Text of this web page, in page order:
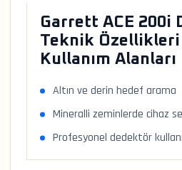
Garrett ACE 200i
Teknik Özellikleri
Kullanım Alanları
Altın ve derin hedef arama
Mineralli zeminlerde cihaz
Profesyonel dedektör